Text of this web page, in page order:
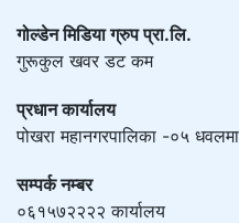
गोल्डेन मिडिया ग्रुप प्रा.लि.
गुरूकुल खवर डट कम
प्रधान कार्यालय
पोखरा महानगरपालिका -०५
सम्पर्क नम्बर
०६१५७२२२२ कार्यालय